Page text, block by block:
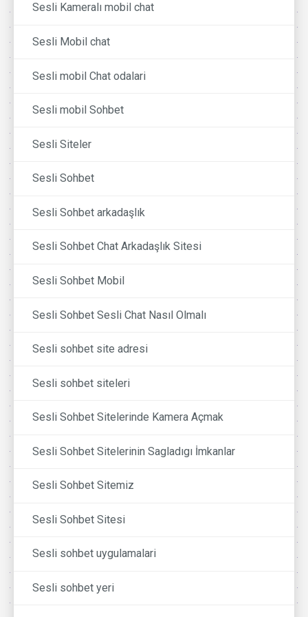
Sesli Kameralı mobil chat
Sesli Mobil chat
Sesli mobil Chat odalari
Sesli mobil Sohbet
Sesli Siteler
Sesli Sohbet
Sesli Sohbet arkadaşlık
Sesli Sohbet Chat Arkadaşlık Sitesi
Sesli Sohbet Mobil
Sesli Sohbet Sesli Chat Nasıl Olmalı
Sesli sohbet site adresi
Sesli sohbet siteleri
Sesli Sohbet Sitelerinde Kamera Açmak
Sesli Sohbet Sitelerinin Sagladıgı İmkanlar
Sesli Sohbet Sitemiz
Sesli Sohbet Sitesi
Sesli sohbet uygulamalari
Sesli sohbet yeri